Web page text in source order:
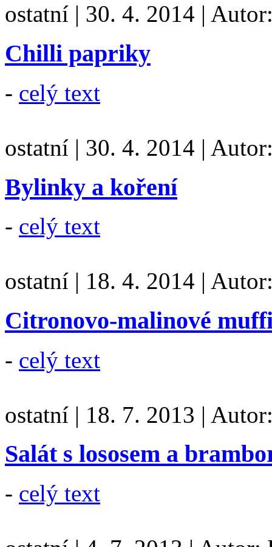
ostatní | 30. 4. 2014 |
Chilli papriky
- celý text
ostatní | 30. 4. 2014 |
Bylinky a koření
- celý text
ostatní | 18. 4. 2014 |
Citronovo-malinové
- celý text
ostatní | 18. 7. 2013 |
Salát s lososem a
- celý text